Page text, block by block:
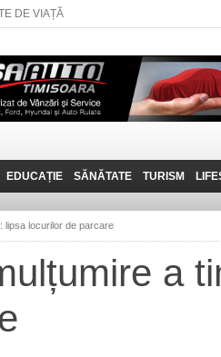
DE VIAȚĂ
EDUCAȚIE SĂNĂTATE TURISM
PRIN MUNȚII
lipsa locurilor de parcare
a